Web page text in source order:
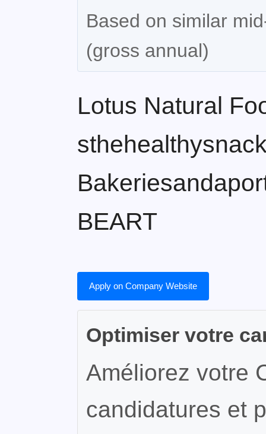
Based on similar
(gross annual)
Lotus Natural
BEART
Apply on Company Website
Optimiser votre
Améliorez votre
candidatures et